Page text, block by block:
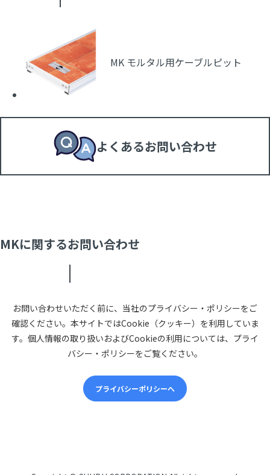
MK モルタル用ケーブルピット
よくあるお問い合わせ
MKに関するお問い合わせ
お問い合わせいただく前に、当社のプライバシー・ポリシーをご
確認ください。本サイトではCookie（クッキー）を利用していま
す。個人情報の取り扱いおよびCookieの利用については、プライ
バシー・ポリシーをご覧ください。
プライバシーポリシーへ